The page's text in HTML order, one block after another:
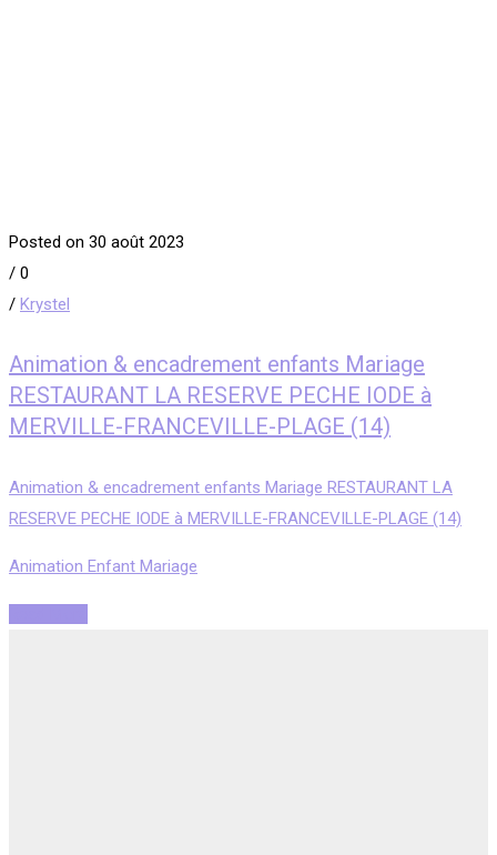
Posted on 30 août 2023
/ 0
/ Krystel
Animation & encadrement enfants Mariage
RESTAURANT LA RESERVE PECHE IODE à
MERVILLE-FRANCEVILLE-PLAGE (14)
Animation & encadrement enfants Mariage RESTAURANT LA
RESERVE PECHE IODE à MERVILLE-FRANCEVILLE-PLAGE (14)
Animation Enfant Mariage